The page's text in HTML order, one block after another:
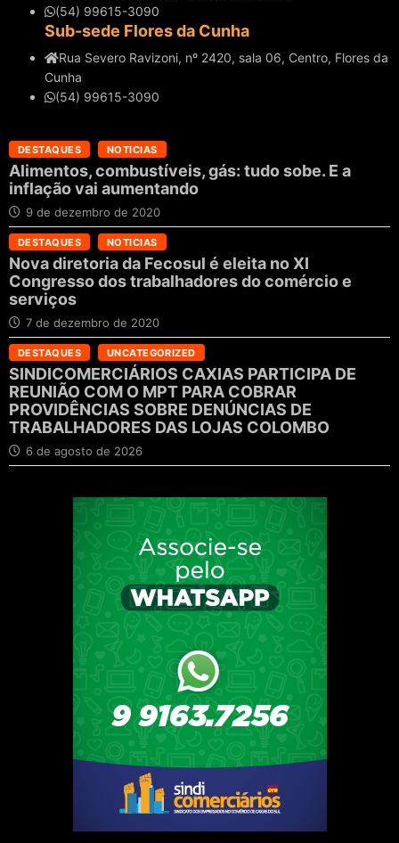
(54) 99615-3090
Sub-sede Flores da Cunha
Rua Severo Ravizoni, nº 2420, sala 06, Centro, Flores da
Cunha
(54) 99615-3090
DESTAQUES NOTICIAS
Alimentos, combustíveis, gás: tudo sobe. E a
inflação vai aumentando
9 de dezembro de 2020
DESTAQUES NOTICIAS
Nova diretoria da Fecosul é eleita no XI
Congresso dos trabalhadores do comércio e
serviços
7 de dezembro de 2020
DESTAQUES UNCATEGORIZED
SINDICOMERCIÁRIOS CAXIAS PARTICIPA DE
REUNIÃO COM O MPT PARA COBRAR
PROVIDÊNCIAS SOBRE DENÚNCIAS DE
TRABALHADORES DAS LOJAS COLOMBO
6 de agosto de 2026